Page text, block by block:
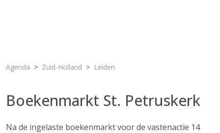
Agenda Zuid-Holland Leiden
Boekenmarkt St. Petruskerk
Na de ingelaste boekenmarkt voor de vastenactie 14